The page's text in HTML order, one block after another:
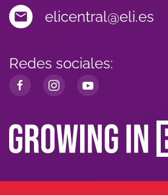
elicentral@eli.es
Redes sociales: